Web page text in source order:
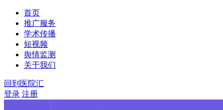
首页
推广服务
学术传播
短视频
舆情监测
关于我们
回到医院汇
登录 注册